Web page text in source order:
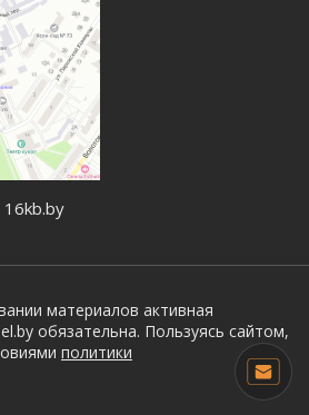
материалов активная
обязательна. Пользуясь сайтом,
политики